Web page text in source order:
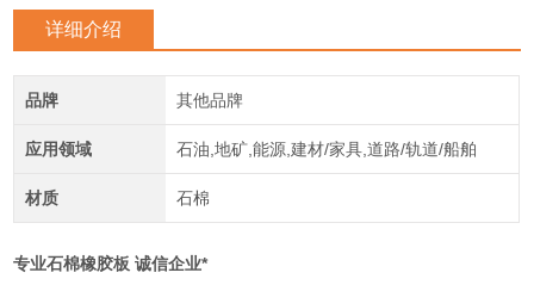
详细介绍
品牌 其他品牌
应用领域 石油,地矿,能源,建材/家具,道路/轨道/船舶
材质 石棉
专业石棉橡胶板 诚信企业*